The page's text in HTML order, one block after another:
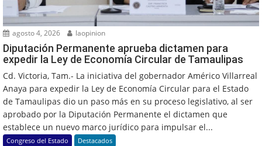
agosto 4, 2026 laopinion
Diputación Permanente aprueba dictamen para
expedir la Ley de Economía Circular de Tamaulipas
Cd. Victoria, Tam.- La iniciativa del gobernador Américo Villarreal
Anaya para expedir la Ley de Economía Circular para el Estado
de Tamaulipas dio un paso más en su proceso legislativo, al ser
aprobado por la Diputación Permanente el dictamen que
establece un nuevo marco jurídico para impulsar el...
Congreso del Estado Destacados